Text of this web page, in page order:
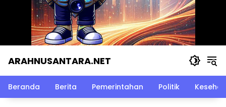
ARAHNUSANTARA.NET
Beranda Berita Pemerintahan Politik